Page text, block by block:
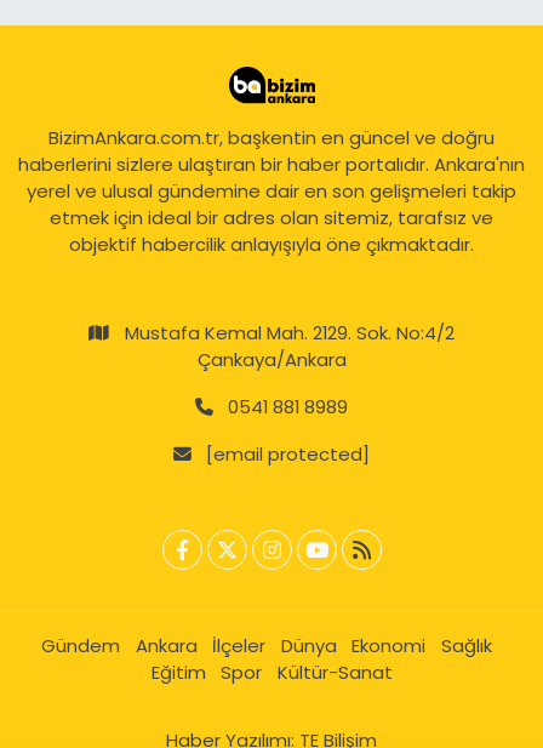
BizimAnkara.com.tr, başkentin en güncel ve doğru
haberlerini sizlere ulaştıran bir haber portalıdır. Ankara'nın
yerel ve ulusal gündemine dair en son gelişmeleri takip
etmek için ideal bir adres olan sitemiz, tarafsız ve
objektif habercilik anlayışıyla öne çıkmaktadır.
Mustafa Kemal Mah. 2129. Sok. No:4/2
Çankaya/Ankara
0541 881 8989
[email protected]
Gündem Ankara İlçeler Dünya Ekonomi
Sağlık
Eğitim
Spor Kültür-Sanat
Haber Yazılımı: TE Bilişim